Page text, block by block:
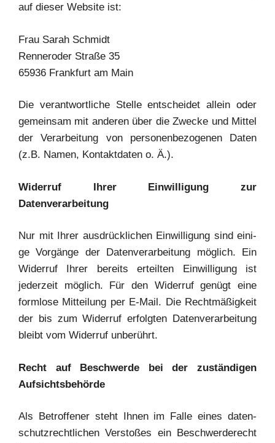
auf die­ser Web­site ist:
Frau Sarah Schmidt
Renn­er­o­der Stra­ße 35
65936 Frank­furt am Main
Die ver­ant­wort­li­che Stel­le ent­schei­det allein oder
gemein­sam mit ande­ren über die Zwe­cke und Mit­tel
der Ver­ar­bei­tung von per­so­nen­be­zo­ge­nen Daten
(z.B. Namen, Kon­takt­da­ten o. Ä.).
Wider­ruf Ihrer Ein­wil­li­gung zur
Datenverarbeitung
Nur mit Ihrer aus­drück­li­chen Ein­wil­li­gung sind eini­
ge Vor­gän­ge der Daten­ver­ar­bei­tung mög­lich. Ein
Wider­ruf Ihrer bereits erteil­ten Ein­wil­li­gung ist
jeder­zeit mög­lich. Für den Wider­ruf genügt eine
form­lo­se Mit­tei­lung per E‑Mail. Die Recht­mä­ßig­keit
der bis zum Wider­ruf erfolg­ten Daten­ver­ar­bei­tung
bleibt vom Wider­ruf unberührt.
Recht auf Beschwer­de bei der zustän­di­gen
Aufsichtsbehörde
Als Betrof­fe­ner steht Ihnen im Fal­le eines daten­
schutz­recht­li­chen Ver­sto­ßes ein Beschwer­de­recht